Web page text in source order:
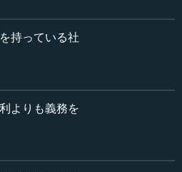
で民主主義的に話し合って国
話と、今日の執行先生のお話で
てきました。それが文学や言
るかということが非常によく
した。
後の根本原理12は私が勝手に
す。「民主主義は、民主主義
この意味は、川上さんが言わ
かります。
持っている社
よりも義務を